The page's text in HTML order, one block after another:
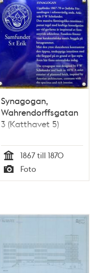
Synagogan,
Wahrendorffsgatan
3 (Katthavet 5)
Tid
1867 till 1870
Typ
Foto